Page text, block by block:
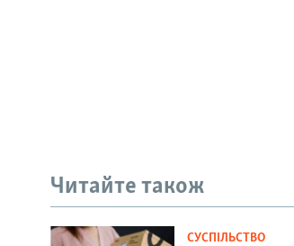
Читайте також
СУСПІЛЬСТВО